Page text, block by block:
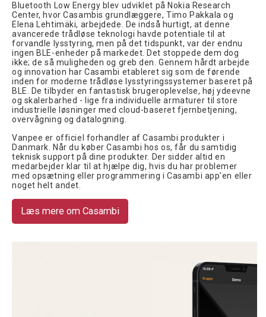
Bluetooth Low Energy blev udviklet på Nokia Research
Center, hvor Casambis grundlæggere, Timo Pakkala og
Elena Lehtimäki, arbejdede. De indså hurtigt, at denne
avancerede trådløse teknologi havde potentiale til at
forvandle lysstyring, men på det tidspunkt, var der endnu
ingen BLE-enheder på markedet. Det stoppede dem dog
ikke; de så muligheden og greb den. Gennem hårdt arbejde
og innovation har Casambi etableret sig som de førende
inden for moderne trådløse lysstyringssystemer baseret på
BLE. De tilbyder en fantastisk brugeroplevelse, høj ydeevne
og skalerbarhed - lige fra individuelle armaturer til store
industrielle løsninger med cloud-baseret fjernbetjening,
overvågning og datalogning.
Vanpee er officiel forhandler af Casambi produkter i
Danmark. Når du køber Casambi hos os, får du samtidig
teknisk support på dine produkter. Der sidder altid en
medarbejder klar til at hjælpe dig, hvis du har problemer
med opsætning eller programmering i Casambi app'en eller
noget helt andet.
Læs mere om Casambi